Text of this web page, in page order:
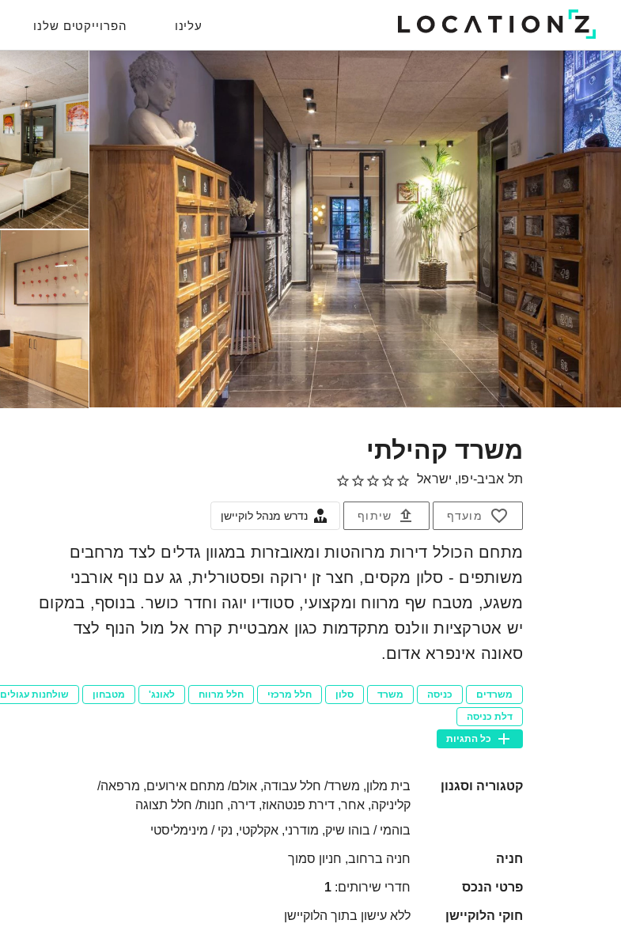
עלינו הפרוייקטים שלנו
משרד קהילתי
תל אביב-יפו, ישראל
מועדף שיתוף נדרש מנהל לוקיישן
מתחם הכולל דירות מרוהטות ומאובזרות במגוון גדלים לצד מרחבים
משותפים - סלון מקסים, חצר זן ירוקה ופסטורלית, גג עם נוף אורבני
משגע, מטבח שף מרווח ומקצועי, סטודיו יוגה וחדר כושר. בנוסף, במקום
יש אטרקציות וולנס מתקדמות כגון אמבטיית קרח אל מול הנוף לצד
סאונה אינפרא אדום.
משרדים כניסה משרד סלון חלל מרכזי חלל מרווח לאונג' מטבחון
שולחנות עגולים
דלת כניסה
כל התגיות
קטגוריה וסגנון
בית מלון, משרד/ חלל עבודה, אולם/ מתחם אירועים, מרפאה/
קליניקה, אחר, דירת פנטהאוז, דירה, חנות/ חלל תצוגה
בוהמי / בוהו שיק, מודרני, אקלקטי, נקי / מינימליסטי
חניה חניה ברחוב, חניון סמוך
פרטי הנכס חדרי שירותים: 1
חוקי הלוקיישן ללא עישון בתוך הלוקיישן